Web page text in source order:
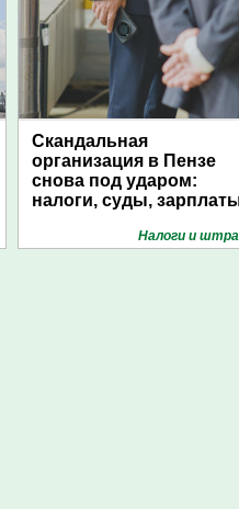
Скандальная
организация в Пензе
снова под ударом:
налоги, суды,
Налоги и